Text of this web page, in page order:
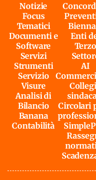
Notizie
Focus
Tematici
Documenti e
Software
Servizi
Strumenti
Servizio
Visure
Analisi di
Bilancio
Banana
Contabilità
Enti
Terzo
AI
Circolari